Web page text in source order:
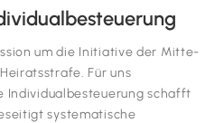
um die Initiative der Mitte-
Für uns
Individualbesteuerung schafft
systematische